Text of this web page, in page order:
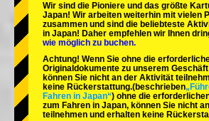
Tokio Shibuya Annex
Tokio Asakusa
Okinawa
Wir sind die Pioniere und das größte
Japan! Wir arbeiten weiterhin mit vielen
zusammen und sind die beliebteste
in Japan! Daher empfehlen wir Ihnen
wie möglich zu buchen.
Achtung! Wenn Sie ohne die
Originaldokumente zu unserem
können Sie nicht an der Aktivität
keine Rückerstattung.(beschrieben
Fahren in Japan“) ohne die
zum Fahren in Japan, können Sie nicht
teilnehmen und erhalten keine